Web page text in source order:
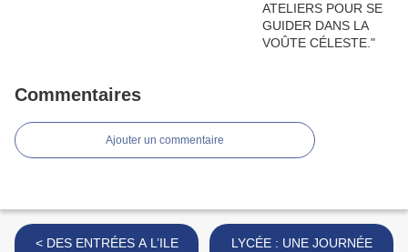
Commentaires
Ajouter un commentaire
< DES ENTRÉES A L’ILE
LYCÉE : UNE JOURNÉE